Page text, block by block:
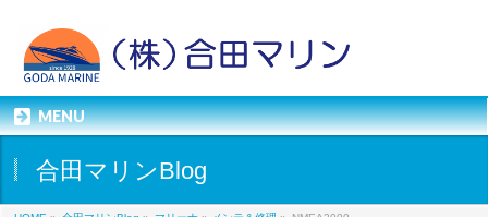
MENU
合田マリンBlog